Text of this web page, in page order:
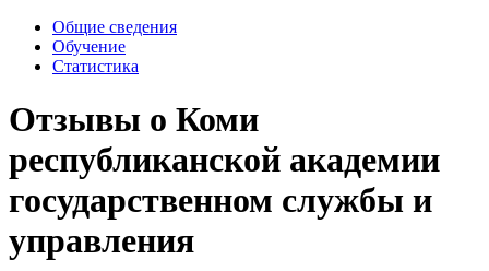
Общие сведения
Обучение
Статистика
Отзывы о Коми
республиканской академии
государственном службы и
управления